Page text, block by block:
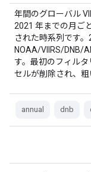
年間のグローバル
2021 年までの月ご
された時系列です
NOAA/VIIRS/DNB/
す。最初のフィル
セルが削除され、粗
annual dnb